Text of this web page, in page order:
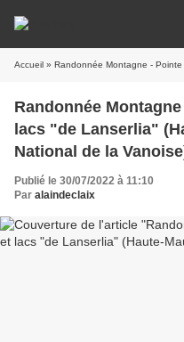
Accueil » Randonnée Montagne - Pointe de Lanserlia
Randonnée
lacs "de Lanserlia"
National de la
Publié le 30/07/2022 à 11:10
Par alaindeclaix